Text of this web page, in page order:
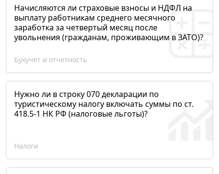
Начисляются ли страховые взносы и НДФЛ на
выплату работникам среднего месячного
заработка за четвертый месяц после
увольнения (гражданам, проживающим в ЗАТО)?
Бухучет и отчетность
Нужно ли в строку 070 декларации по
туристическому налогу включать суммы по ст.
418.5-1 НК РФ (налоговые льготы)?
Налоги